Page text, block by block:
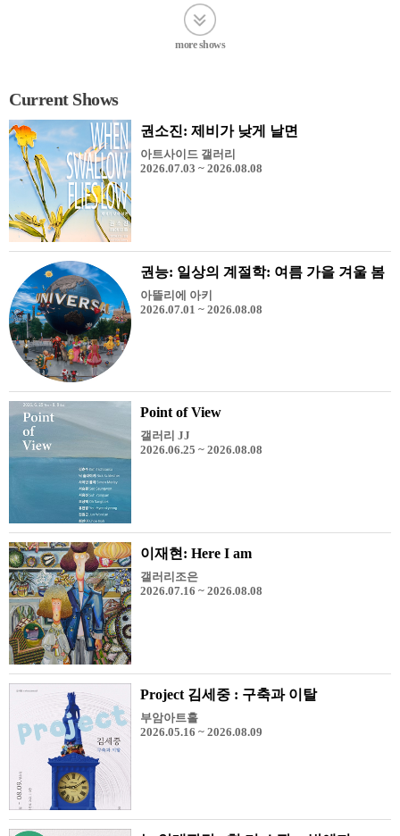
more shows
Current Shows
권소진: 제비가 낮게 날면
아트사이드 갤러리
2026.07.03 ~ 2026.08.08
권능: 일상의 계절학: 여름 가을 겨울 봄
아뜰리에 아키
2026.07.01 ~ 2026.08.08
Point of View
갤러리 JJ
2026.06.25 ~ 2026.08.08
이재현: Here I am
갤러리조은
2026.07.16 ~ 2026.08.08
Project 김세중 : 구축과 이탈
부암아트홀
2026.05.16 ~ 2026.08.09